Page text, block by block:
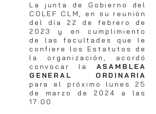
La junta de Gobierno del
COLEF CLM, en su reunión
del día 22 de febrero de
2023 y en cumplimiento
de las facultades que le
confiere los Estatutos de
la organización, acordó
convocar la ASAMBLEA
GENERAL ORDINARIA
para el próximo lunes 25
de marzo de 2024 a las
17:00.